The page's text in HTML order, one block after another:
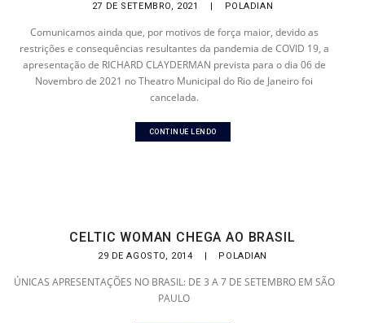
27 DE SETEMBRO, 2021 | POLADIAN
Comunicamos ainda que, por motivos de força maior, devido as
restrições e consequências resultantes da pandemia de COVID 19, a
apresentação de RICHARD CLAYDERMAN prevista para o dia 06 de
Novembro de 2021 no Theatro Municipal do Rio de Janeiro foi
cancelada.
CONTINUE LENDO
CELTIC WOMAN CHEGA AO BRASIL
29 DE AGOSTO, 2014 | POLADIAN
ÚNICAS APRESENTAÇÕES NO BRASIL: DE 3 A 7 DE SETEMBRO EM SÃO
PAULO